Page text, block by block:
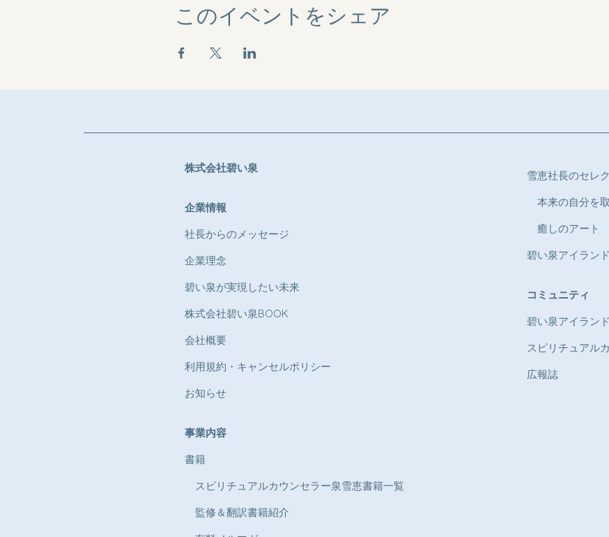
このイベントをシェア
株式会社碧い泉
企業情報
​社長からのメッセージ
​​企業理念
​碧い泉が実現したい未来
株式会社碧い泉BOOK
会社概要
利用規約・キャンセルポリシー
お知らせ​​
​事業内容
書籍
スピリチュアルカウンセラー泉雪恵書籍一覧
​​ 監修＆翻訳書籍紹介
雪恵社長のセレ
本来の自分を
​癒しのアート
碧い泉アイラン
​コミュニティ
碧い泉アイランド
スピリチュアル
広報誌